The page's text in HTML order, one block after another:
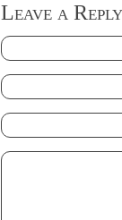
Leave a Reply